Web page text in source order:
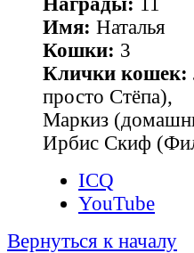
Имя: Наталья
Кошки: 3
Клички кошек:
просто Стёпа),
Маркиз
Ирбис Скиф
ICQ
YouTube
Вернуться к началу